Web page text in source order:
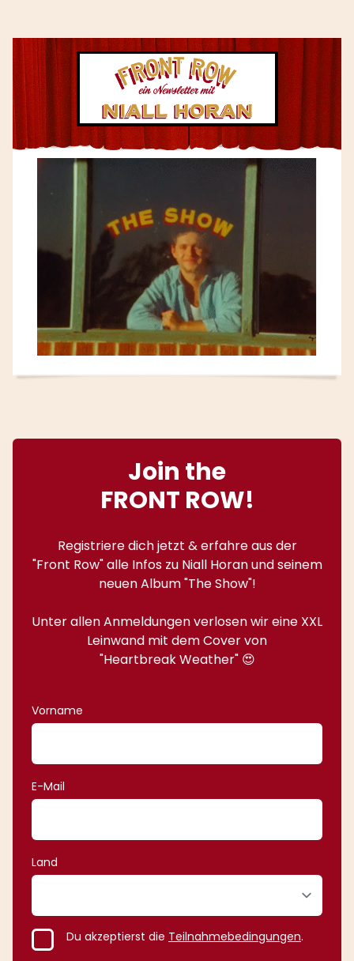
Join the
FRONT ROW!
Registriere dich jetzt & erfahre aus der
"Front Row" alle Infos zu Niall Horan und seinem
neuen Album "The Show"!
Unter allen Anmeldungen verlosen wir eine XXL
Leinwand mit dem Cover von
"Heartbreak Weather" 😍
Vorname
E-Mail
Land
Du akzeptierst die Teilnahmebedingungen.